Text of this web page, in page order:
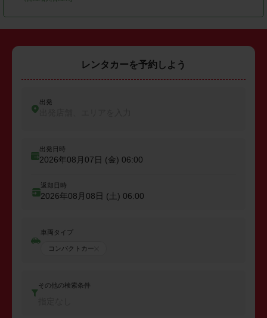
レンタカーを予約しよう
出発
出発日時
2026年08月07日 (金) 06:00
返却日時
2026年08月08日 (土) 06:00
車両タイプ
コンパクトカー
その他の検索条件